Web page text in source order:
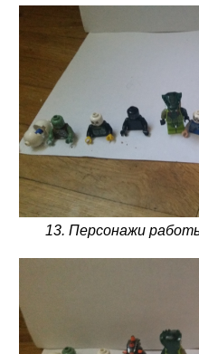
13. Персонажи